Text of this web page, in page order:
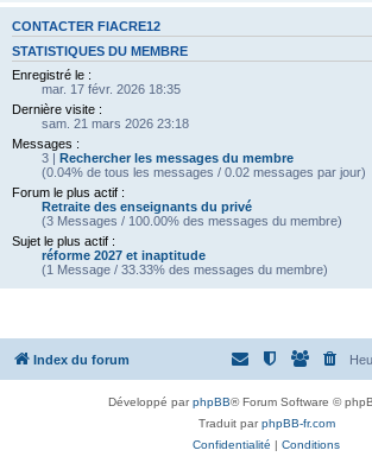
CONTACTER FIACRE12
STATISTIQUES DU MEMBRE
Enregistré le :
mar. 17 févr. 2026 18:35
Dernière visite :
sam. 21 mars 2026 23:18
Messages :
3 | Rechercher les messages du membre
(0.04% de tous les messages / 0.02 messages par jour)
Forum le plus actif :
Retraite des enseignants du privé
(3 Messages / 100.00% des messages du membre)
Sujet le plus actif :
réforme 2027 et inaptitude
(1 Message / 33.33% des messages du membre)
Index du forum
Développé parphpBB® Forum Software ©
Traduit parphpBB-fr.com
Confidentialité | Conditions